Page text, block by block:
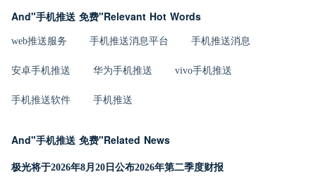
And"手机推送 免费"Relevant Hot Words
web推送服务 手机推送消息平台 手机推送消息
安卓手机推送 华为手机推送 vivo手机推送
手机推送软件 手机推送
And"手机推送 免费"Related News
极光将于2026年8月20日公布2026年第二季度财报